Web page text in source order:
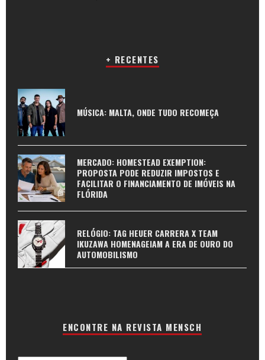
+ RECENTES
MÚSICA: MALTA, ONDE TUDO RECOMEÇA
MERCADO: HOMESTEAD EXEMPTION:
PROPOSTA PODE REDUZIR IMPOSTOS E
FACILITAR O FINANCIAMENTO DE IMÓVEIS NA
FLÓRIDA
RELÓGIO: TAG HEUER CARRERA X TEAM
IKUZAWA HOMENAGEIAM A ERA DE OURO DO
AUTOMOBILISMO
ENCONTRE NA REVISTA MENSCH